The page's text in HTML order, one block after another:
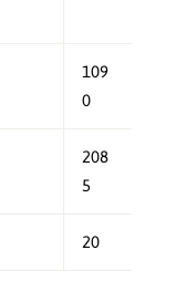
109
0
208
5
20